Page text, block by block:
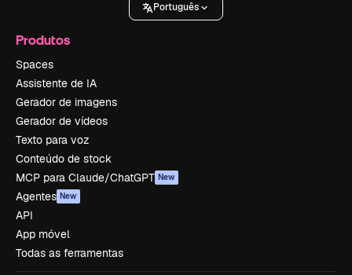
Português
Produtos
Spaces
Assistente de IA
Gerador de imagens
Gerador de vídeos
Texto para voz
Conteúdo de stock
MCP para Claude/ChatGPT New
Agentes New
API
App móvel
Todas as ferramentas